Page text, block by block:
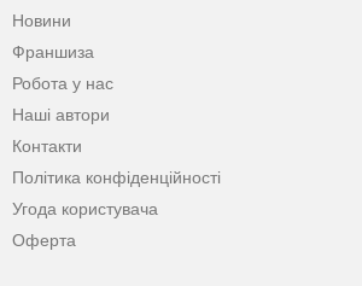
Новини
Франшиза
Робота у нас
Наші автори
Контакти
Політика конфіденційності
Угода користувача
Оферта